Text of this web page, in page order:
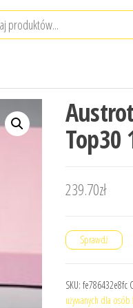
Top30
239.70zł
Sprawdź
SKU: fe786432e8fc
używanych dla osób